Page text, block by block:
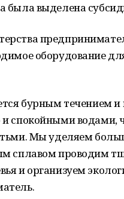
была выделена
оборудование
бурным течением
спокойными водами,
Мы уделяем
сплавом проводим
и организуем